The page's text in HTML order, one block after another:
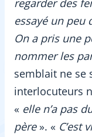
essayé un peu
On a pris une
nommer les
semblait ne se
interlocuteurs
« elle n’a pas
père». « C’est